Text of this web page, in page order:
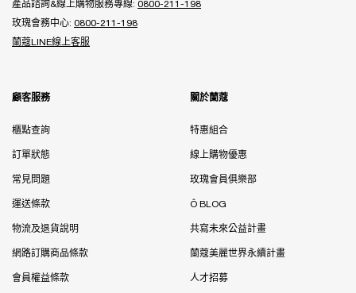
產品諮詢&線上購物服務專線: 0800-211-198
玫瑰會務中心: 0800-211-198
蘭蔻LINE線上客服
顧客服務
櫃點查詢
訂單狀態
常見問題
運送條款
物流及退貨說明
網路訂購商品條款
會員權益條款
關於蘭蔻
特惠組合
線上購物優惠
玫瑰會員俱樂部
Ô BLOG
共寫未來公益計畫
蘭蔻美麗世界永續計畫
人才招募